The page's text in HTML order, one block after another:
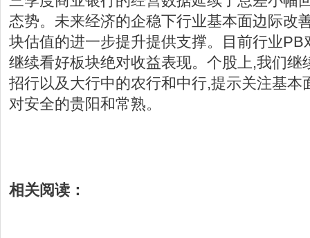
态势。未来经济的企稳下行业基本面边际改
块估值的进一步提升提供支撑。目前行业PB
继续看好板块绝对收益表现。个股上,我们继
招行以及大行中的农行和中行,提示关注基本
对安全的贵阳和常熟。
相关阅读：